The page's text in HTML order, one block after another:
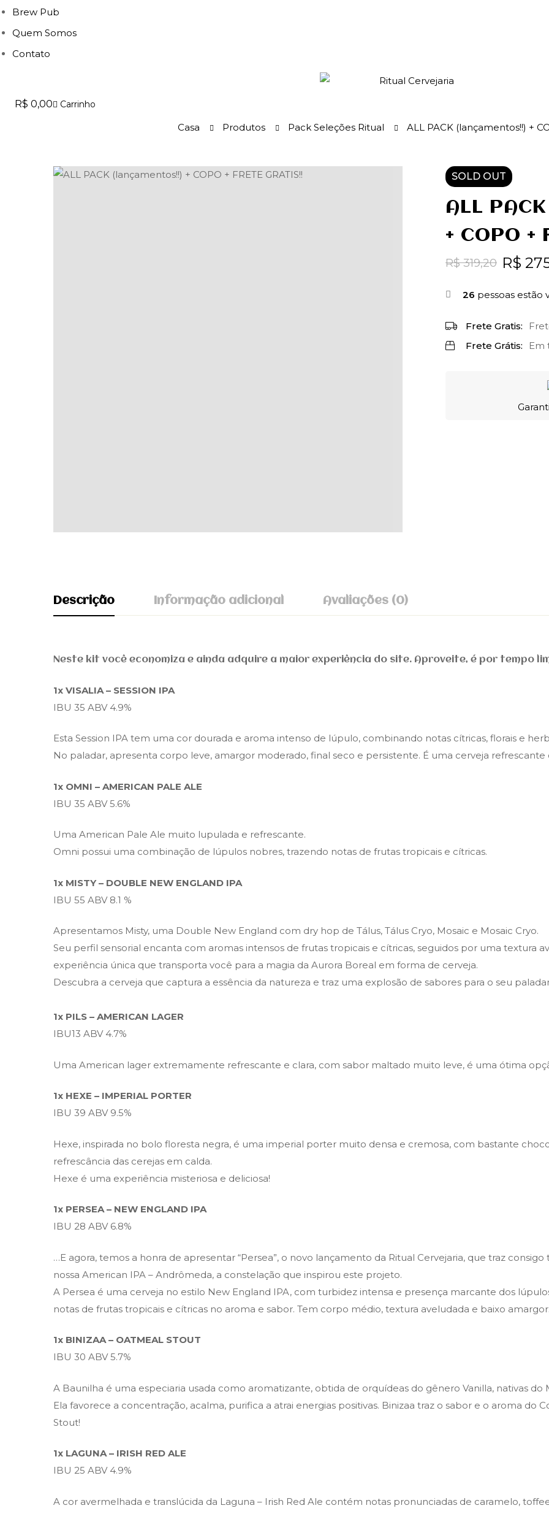
Brew Pub
Quem Somos
Contato
R$ 0,00 Carrinho
Casa Produtos Pack Seleções Ritual ALL PACK (lançamentos!!) +
SOLD OUT
ALL
+ COPO +
R$319,20 R$
26 pessoas estão
Frete Gratis:
Frete Grátis:
Em
Descrição Informação adicional Avaliações (0)
Neste kit você economiza e ainda adquire a maior experiência do site. Aproveite, é por tempo
1x VISALIA – SESSION IPA
IBU 35 ABV 4.9%
Esta Session IPA tem uma cor dourada e aroma intenso de lúpulo, combinando notas cítricas, florais e
No paladar, apresenta corpo leve, amargor moderado, final seco e persistente. É uma cerveja refrescante
1x OMNI – AMERICAN PALE ALE
IBU 35 ABV 5.6%
Uma American Pale Ale muito lupulada e refrescante.
Omni possui uma combinação de lúpulos nobres, trazendo notas de frutas tropicais e cítricas.
1x MISTY – DOUBLE NEW ENGLAND IPA
IBU 55 ABV 8.1 %
Apresentamos Misty, uma Double New England com dry hop de Tálus, Tálus Cryo, Mosaic e Mosaic Cryo.
Seu perfil sensorial encanta com aromas intensos de frutas tropicais e cítricas, seguidos por uma textura
experiência única que transporta você para a magia da Aurora Boreal em forma de cerveja.
Descubra a cerveja que captura a essência da natureza e traz uma explosão de sabores para o seu
1x PILS – AMERICAN LAGER
IBU13 ABV 4.7%
Uma American lager extremamente refrescante e clara, com sabor maltado muito leve, é uma ótima
1x HEXE – IMPERIAL PORTER
IBU 39 ABV 9.5%
Hexe, inspirada no bolo floresta negra, é uma imperial porter muito densa e cremosa, com bastante
refrescância das cerejas em calda.
Hexe é uma experiência misteriosa e deliciosa!
1x PERSEA – NEW ENGLAND IPA
IBU 28 ABV 6.8%
…E agora, temos a honra de apresentar “Persea”, o novo lançamento da Ritual Cervejaria, que traz
nossa American IPA – Andrômeda, a constelação que inspirou este projeto.
A Persea é uma cerveja no estilo New England IPA, com turbidez intensa e presença marcante dos
notas de frutas tropicais e cítricas no aroma e sabor. Tem corpo médio, textura aveludada e baixo amargor.
1x BINIZAA – OATMEAL STOUT
IBU 30 ABV 5.7%
A Baunilha é uma especiaria usada como aromatizante, obtida de orquídeas do gênero Vanilla, nativas do
Ela favorece a concentração, acalma, purifica a atrai energias positivas. Binizaa traz o sabor e o aroma do
Stout!
1x LAGUNA – IRISH RED ALE
IBU 25 ABV 4.9%
A cor avermelhada e translúcida da Laguna – Irish Red Ale contém notas pronunciadas de caramelo,
Não há comentários ainda.